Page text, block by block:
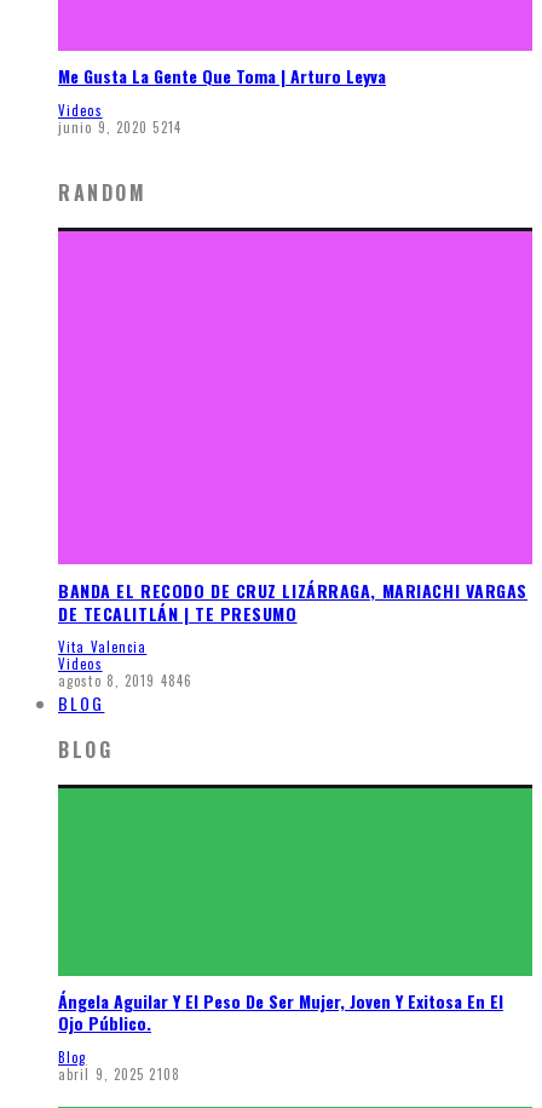
Me Gusta La Gente Que Toma | Arturo Leyva
Videos
junio 9, 2020 5214
RANDOM
BANDA EL RECODO DE CRUZ LIZÁRRAGA, MARIACHI VARGAS
DE TECALITLÁN | TE PRESUMO
Vita Valencia
Videos
agosto 8, 2019 4846
BLOG
BLOG
Ángela Aguilar Y El Peso De Ser Mujer, Joven Y Exitosa En El
Ojo Público.
Blog
abril 9, 2025 2108